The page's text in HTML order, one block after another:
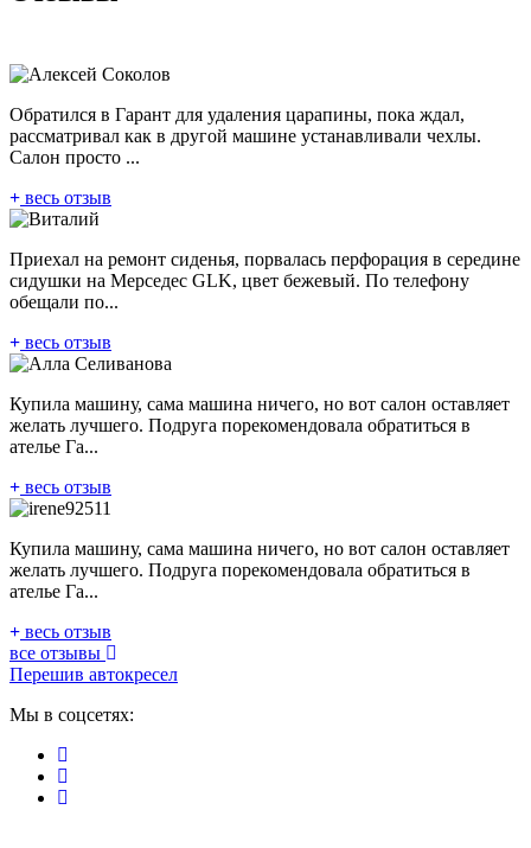
Обратился в Гарант для удаления царапины, пока ждал,
рассматривал как в другой машине устанавливали чехлы.
Салон просто ...
весь отзыв
Приехал на ремонт сиденья, порвалась перфорация в середине
сидушки на Мерседес GLK, цвет бежевый. По телефону
обещали по...
весь отзыв
Купила машину, сама машина ничего, но вот салон оставляет
желать лучшего. Подруга порекомендовала обратиться в
ателье Га...
весь отзыв
Купила машину, сама машина ничего, но вот салон оставляет
желать лучшего. Подруга порекомендовала обратиться в
ателье Га...
весь отзыв
все отзывы
Перешив автокресел
Мы в соцсетях: